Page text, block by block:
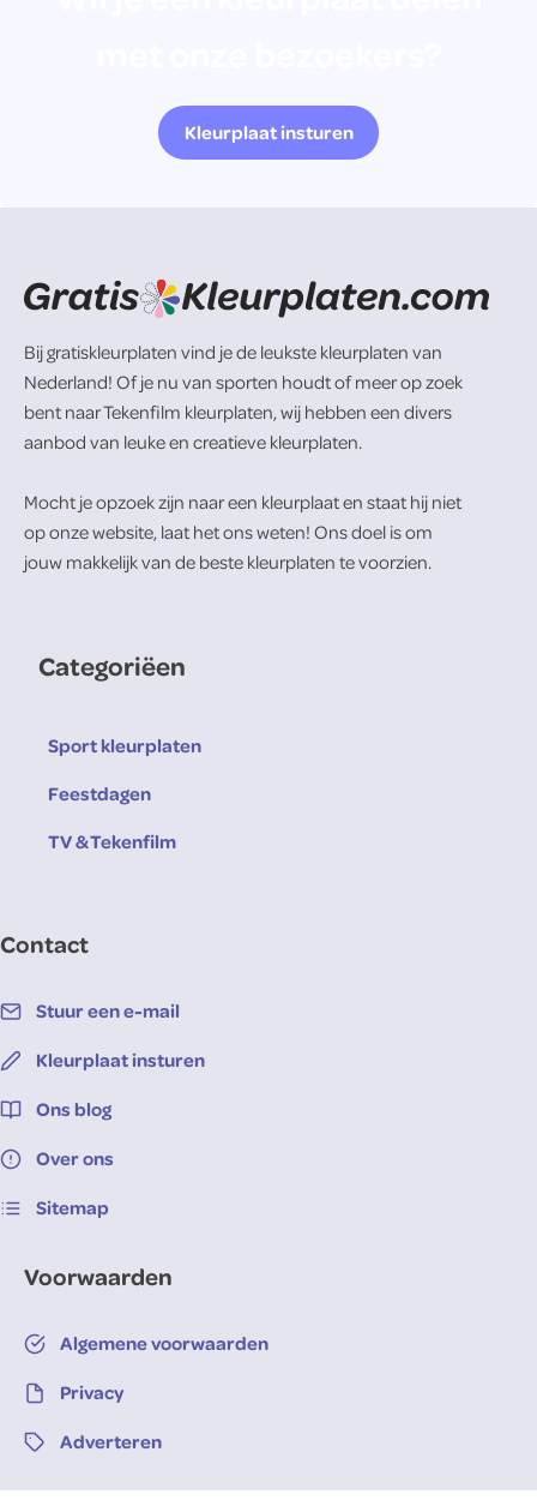
Kleurplaat insturen
Bij gratiskleurplaten vind je de leukste kleurplaten van
Nederland! Of je nu van sporten houdt of meer op zoek
bent naar Tekenfilm kleurplaten, wij hebben een divers
aanbod van leuke en creatieve kleurplaten.
Mocht je opzoek zijn naar een kleurplaat en staat hij niet
op onze website, laat het ons weten! Ons doel is om
jouw makkelijk van de beste kleurplaten te voorzien.
Categoriëen
Sport kleurplaten
Feestdagen
TV & Tekenfilm
Contact
Stuur een e-mail
Kleurplaat insturen
Ons blog
Over ons
Sitemap
Voorwaarden
Algemene voorwaarden
Privacy
Adverteren